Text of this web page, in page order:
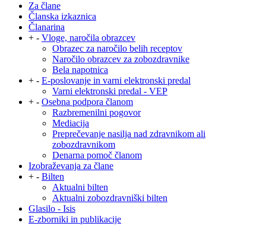
Za člane
Članska izkaznica
Članarina
+ - Vloge, naročila obrazcev
Obrazec za naročilo belih receptov
Naročilo obrazcev za zobozdravnike
Bela napotnica
+ - E-poslovanje in varni elektronski predal
Varni elektronski predal - VEP
+ - Osebna podpora članom
Razbremenilni pogovor
Mediacija
Preprečevanje nasilja nad zdravnikom ali
zobozdravnikom
Denarna pomoč članom
Izobraževanja za člane
+ - Bilten
Aktualni bilten
Aktualni zobozdravniški bilten
Glasilo - Isis
E-zborniki in publikacije